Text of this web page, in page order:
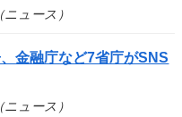
ュース）
金融庁など7省庁がSNS
ュース）